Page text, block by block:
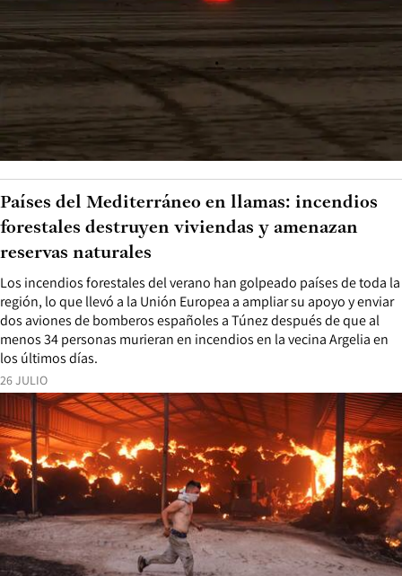
26 JULIO
Los incendios forestales del verano han golpeado países de toda la
región, lo que llevó a la Unión Europea a ampliar su apoyo y enviar
dos aviones de bomberos españoles a Túnez después de que al
menos 34 personas murieran en incendios en la vecina Argelia en
los últimos días.
Países del Mediterráneo en llamas: incendios
forestales destruyen viviendas y amenazan
reservas naturales